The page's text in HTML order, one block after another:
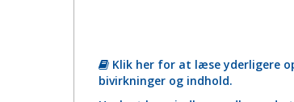
Klik her for at læse yderligere
bivirkninger og indhold.